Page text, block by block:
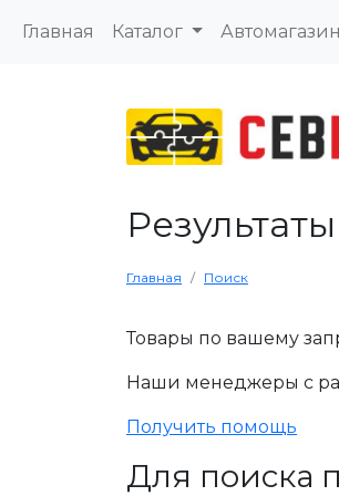
Главная Каталог Автомагазин
Главная Поиск
Товары по вашему
Наши менеджеры с
Получить помощь
Для поиска